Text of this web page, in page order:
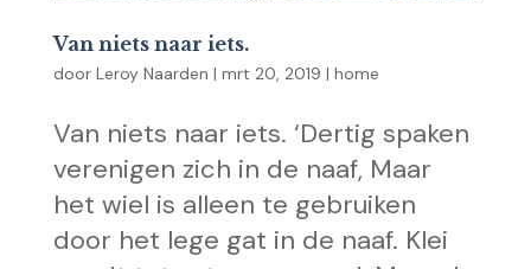
Van niets naar iets.
door Leroy Naarden | mrt 20, 2019 | home
Van niets naar iets. ‘Dertig spaken
verenigen zich in de naaf, Maar
het wiel is alleen te gebruiken
door het lege gat in de naaf. Klei